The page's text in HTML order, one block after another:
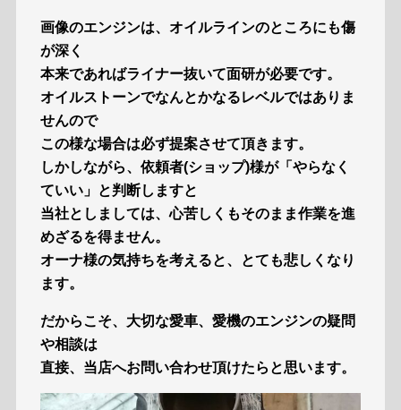
画像のエンジンは、オイルラインのところにも傷
が深く
本来であればライナー抜いて面研が必要です。
オイルストーンでなんとかなるレベルではありま
せんので
この様な場合は必ず提案させて頂きます。
しかしながら、依頼者(ショップ)様が「やらなく
ていい」と判断しますと
当社としましては、心苦しくもそのまま作業を進
めざるを得ません。
オーナ様の気持ちを考えると、とても悲しくなり
ます。
だからこそ、大切な愛車、愛機のエンジンの疑問
や相談は
直接、当店へお問い合わせ頂けたらと思います。